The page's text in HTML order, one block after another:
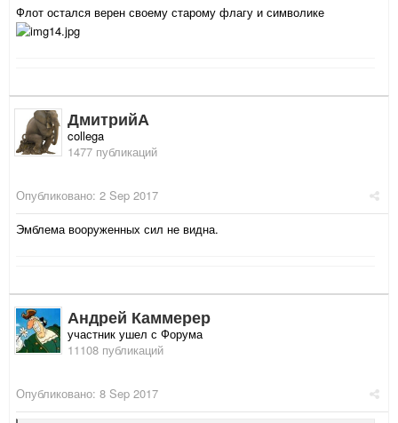
Флот остался верен своему старому флагу и символике
ДмитрийА
collega
1477 публикаций
Опубликовано: 2 Sep 2017
Эмблема вооруженных сил не видна.
Андрей Каммерер
участник ушел с Форума
11108 публикаций
Опубликовано: 8 Sep 2017